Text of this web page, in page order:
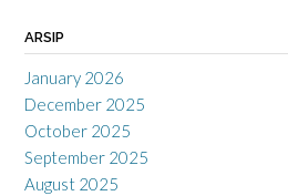
ARSIP
January 2026
December 2025
October 2025
September 2025
August 2025